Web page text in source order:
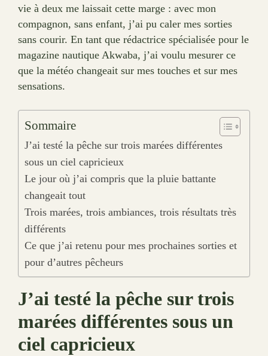
vie à deux me laissait cette marge : avec mon
compagnon, sans enfant, j’ai pu caler mes sorties
sans courir. En tant que rédactrice spécialisée pour le
magazine nautique Akwaba, j’ai voulu mesurer ce
que la météo changeait sur mes touches et sur mes
sensations.
Sommaire
J’ai testé la pêche sur trois marées différentes
sous un ciel capricieux
Le jour où j’ai compris que la pluie battante
changeait tout
Trois marées, trois ambiances, trois résultats très
différents
Ce que j’ai retenu pour mes prochaines sorties et
pour d’autres pêcheurs
J’ai testé la pêche sur trois
marées différentes sous un
ciel capricieux